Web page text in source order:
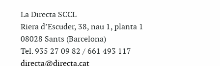
La Directa SCCL
Riera d’Escuder, 38, nau 1, planta 1
08028 Sants (Barcelona)
Tel. 935 27 09 82 / 661 493 117
directa@directa.cat